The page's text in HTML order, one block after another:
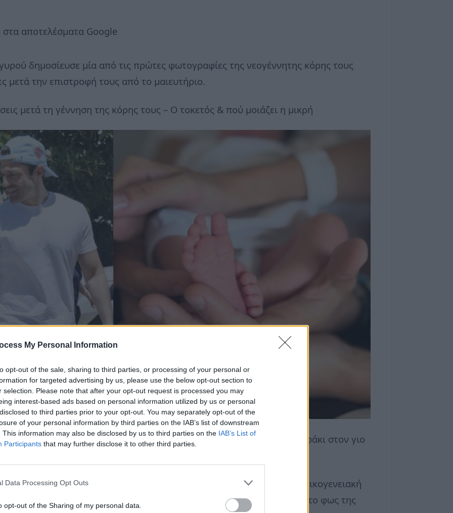
My Personal Information
opt-out of the sale, sharing to third parties, or processing of your personal or
for targeted advertising by us, please use the below opt-out section to
selection. Please note that after your opt-out request is processed you may
interest-based ads based on personal information utilized by us or personal
to third parties prior to your opt-out. You may separately opt-out of the
of your personal information by third parties on the IAB’s list of downstream
This information may also be disclosed by us to third parties on the IAB’s List of
Participants that may further disclose it to other third parties.
Data Processing Opt Outs
opt-out of the Sharing of my personal data.
αποτελέσματα Google
δημοσίευσε μία από τις πρώτες φωτογραφίες της νεογέννητης κόρης τους
μετά την επιστροφή τους από το μαιευτήριο.
μετά τη γέννηση της κόρης τους – Ο τοκετός & πού μοιάζει η μικρή
8 Ιουνίου ένα υγιέστατο κοριτσάκι, χαρίζοντας ένα μικρό αδελφάκι στον γιο
κεφάλαιο στην οικογενειακή του ζωή.
Νίκα, η νεογέννητη κόρη της πρωταγωνιστεί σε μια ήρεμη οικογενειακή
τρυφερότητα. Η φωτογραφία, που ανήκει στις πρώτες που βλέπουν το φως της